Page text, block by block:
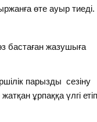
өте ауыр тиеді.
бастаған жазушыға
парызды сезіну
ұрпаққа үлгі етіп